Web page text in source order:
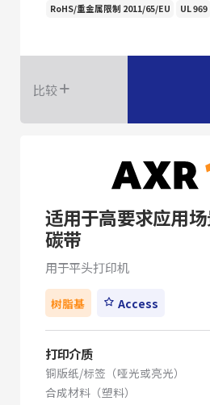
RoHS/重金属限制 2011/65/EU
UL 969
比较
适用于高要求应用
碳带
用于平头打印机
树脂基 Access
打印介质
铜版纸/标签（哑光或亮光）
合成材料（塑料）